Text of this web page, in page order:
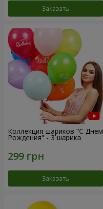
Заказать
Коллекция шариков "С Днем
Рождения" - 3 шарика
Заказать